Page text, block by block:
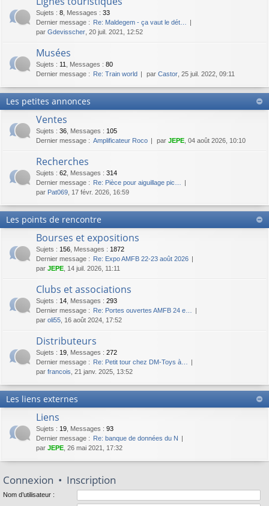
Sujets : 8 Messages : 33
Dernier message : Re: Maldegem - ça vaut le dét…
par Gdevisscher , 20 juil. 2021, 12:52
Musées
Sujets : 11 Messages : 80
Dernier message : Re: Train world par Castor , 25 juil. 2022, 09:11
Les petites annonces
Ventes
Sujets : 36 Messages : 105
Dernier message : Amplificateur Roco par JEPE , 04 août 2026, 10:10
Recherches
Sujets : 62 Messages : 314
Dernier message : Re: Pièce pour aiguillage pic…
par Pat069 , 17 févr. 2026, 16:59
Les points de rencontre
Bourses et expositions
Sujets : 156 Messages : 1872
Dernier message : Re: Expo AMFB 22-23 août 2026
par JEPE , 14 juil. 2026, 11:11
Clubs et associations
Sujets : 14 Messages : 293
Dernier message : Re: Portes ouvertes AMFB 24 e…
par oli55 , 16 août 2024, 17:52
Distributeurs
Sujets : 19 Messages : 272
Dernier message : Re: Petit tour chez DM-Toys à…
par francois , 21 janv. 2025, 13:52
Les liens externes
Liens
Sujets : 19 Messages : 93
Dernier message : Re: banque de données du N
par JEPE , 26 mai 2021, 17:32
Connexion • Inscription
Nom d’utilisateur :